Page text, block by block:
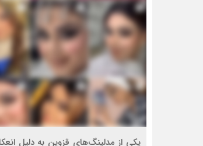
یکی از مدلینگ‌های قزوین به دلیل